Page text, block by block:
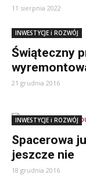
11 sierpnia 2022
INWESTYCJE i ROZWÓJ
Świąteczny
21 grudnia 2016
INWESTYCJE i ROZWÓJ
Spacerowa
jeszcze nie
18 grudnia 2016